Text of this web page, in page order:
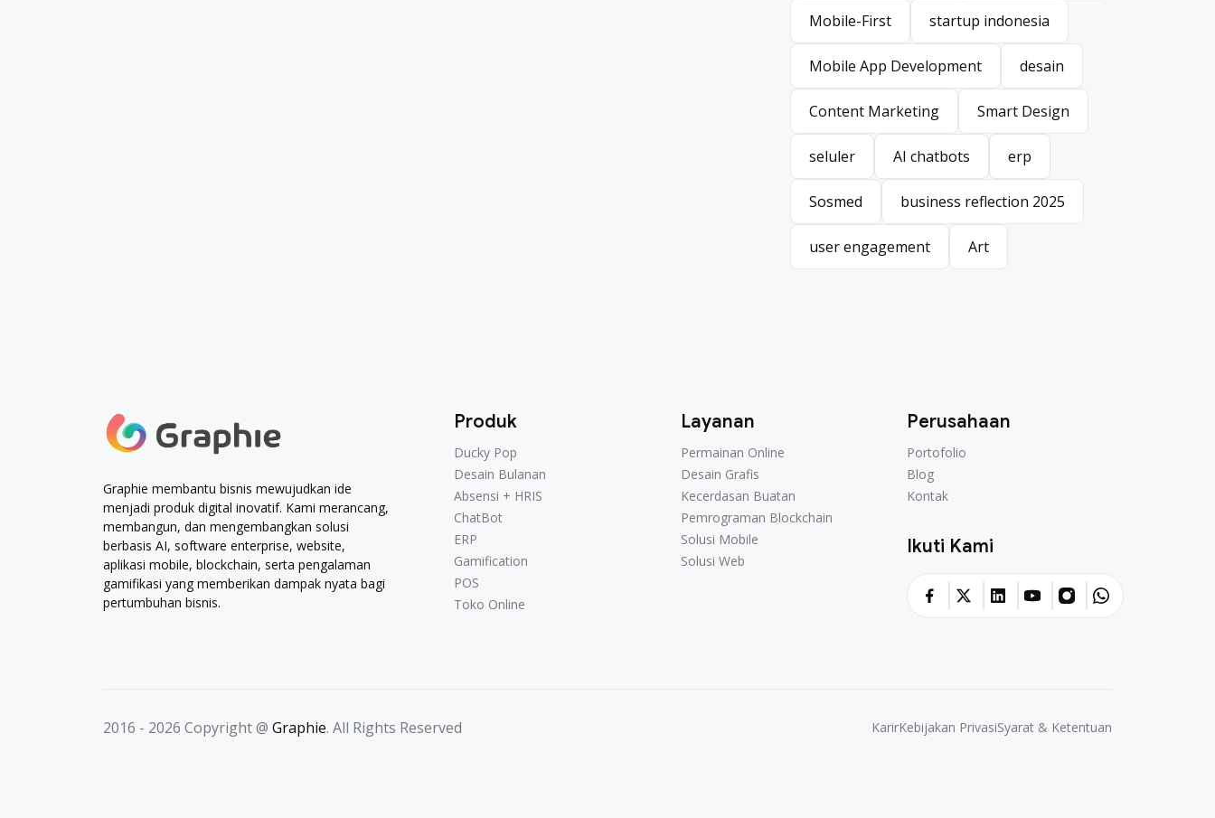
Mobile-First
Mobile-First
startup indonesia
startup indonesia
Mobile App Development
Mobile App Development
desain
desain
Content Marketing
Content Marketing
Smart Design
Smart Design
seluler
seluler
AI chatbots
AI chatbots
erp
erp
Sosmed
Sosmed
business reflection 2025
business reflection 2025
user engagement
user engagement
Art
Art
Graphie membantu bisnis mewujudkan ide
menjadi produk digital inovatif. Kami merancang,
membangun, dan mengembangkan solusi
berbasis AI, software enterprise, website,
aplikasi mobile, blockchain, serta pengalaman
gamifikasi yang memberikan dampak nyata bagi
pertumbuhan bisnis.
Produk
Ducky Pop
Desain Bulanan
Absensi + HRIS
ChatBot
ERP
Gamification
POS
Toko Online
Layanan
Permainan Online
Desain Grafis
Kecerdasan Buatan
Pemrograman Blockchain
Solusi Mobile
Solusi Web
Perusahaan
Portofolio
Blog
Kontak
Ikuti Kami
2016 - 2026 Copyright @ Graphie. All Rights Reserved KarirKebijakan PrivasiSyarat & Ketentuan